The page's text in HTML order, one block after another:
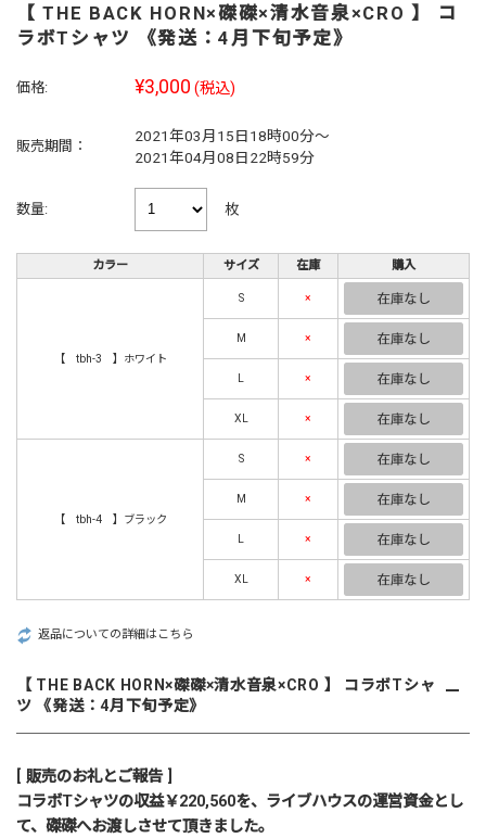
【 THE BACK HORN×磔磔×清水音泉×CRO 】 コ
ラボTシャツ 《発送：4月下旬予定》
価格: ¥3,000 (税込)
販売期間：
2021年03月15日18時00分～
2021年04月08日22時59分
数量: 枚
カラー サイズ 在庫 購入
【 tbh-3 】ホワイト
S ×
M ×
L ×
XL ×
【 tbh-4 】ブラック
S ×
M ×
L ×
XL ×
返品についての詳細はこちら
【 THE BACK HORN×磔磔×清水音泉×CRO 】 コラボTシャ
ツ 《発送：4月下旬予定》
[ 販売のお礼とご報告 ]
コラボTシャツの収益￥220,560を、ライブハウスの運営資金とし
て、磔磔へお渡しさせて頂きました。